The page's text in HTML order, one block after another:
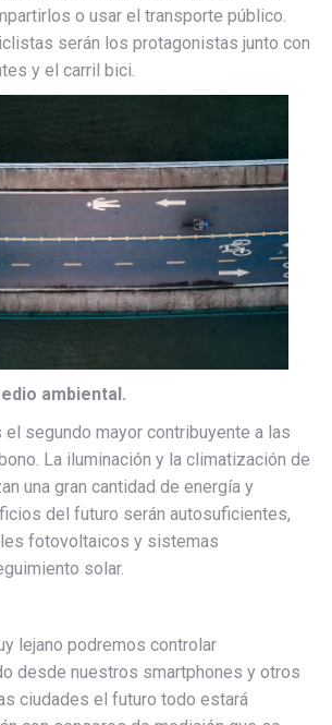
o usar el transporte público.
serán los protagonistas junto con
y el carril bici.
ambiental.
segundo mayor contribuyente a las
La iluminación y la climatización de
una gran cantidad de energía y
del futuro serán autosuficientes,
fotovoltaicos y sistemas
solar.
lejano podremos controlar
desde nuestros smartphones y otros
ciudades el futuro todo estará